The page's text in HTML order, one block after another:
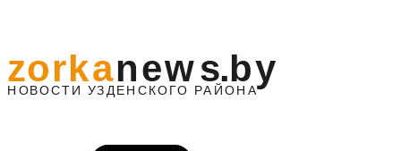
НО ВОСТИ УЗДЕНС КО ГО РАЙОНА
zorkanews.by